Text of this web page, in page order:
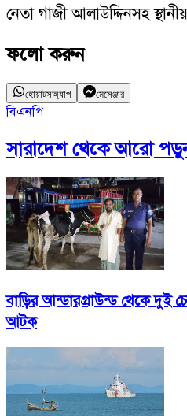
নেতা গাজী আলাউদ্দিনসহ
ফলো করুন
হোয়াটসঅ্যাপ মেসেঞ্জার
বিএনপি
সারাদেশথেকে আরো
বাড়ির আন্ডারগ্রাউন্ড থেকে দুই
আটক